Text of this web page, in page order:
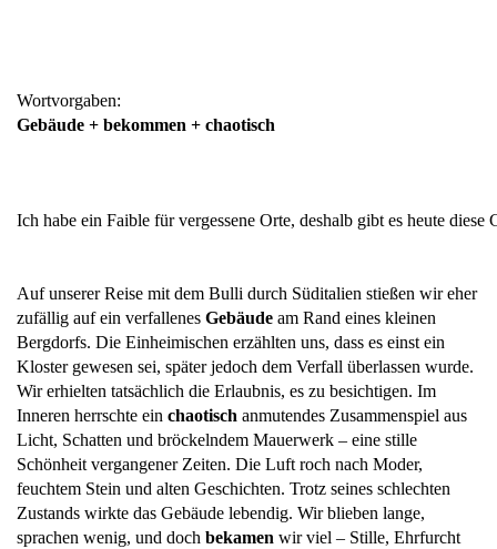
Wortvorgaben:
Gebäude + bekommen + chaotisch
Ich habe ein Faible für vergessene Orte, deshalb gibt es heute diese
Auf unserer Reise mit dem Bulli durch Süditalien stießen wir eher
zufällig auf ein verfallenes Gebäude am Rand eines kleinen
Bergdorfs. Die Einheimischen erzählten uns, dass es einst ein
Kloster gewesen sei, später jedoch dem Verfall überlassen wurde.
Wir erhielten tatsächlich die Erlaubnis, es zu besichtigen. Im
Inneren herrschte ein chaotisch anmutendes Zusammenspiel aus
Licht, Schatten und bröckelndem Mauerwerk – eine stille
Schönheit vergangener Zeiten. Die Luft roch nach Moder,
feuchtem Stein und alten Geschichten. Trotz seines schlechten
Zustands wirkte das Gebäude lebendig. Wir blieben lange,
sprachen wenig, und doch bekamen wir viel – Stille, Ehrfurcht